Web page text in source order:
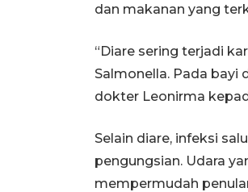
dan makanan yang
“Diare sering terjadi
Salmonella. Pada bayi
dokter Leonirma
Selain diare, infeksi
pengungsian. Udara
mempermudah